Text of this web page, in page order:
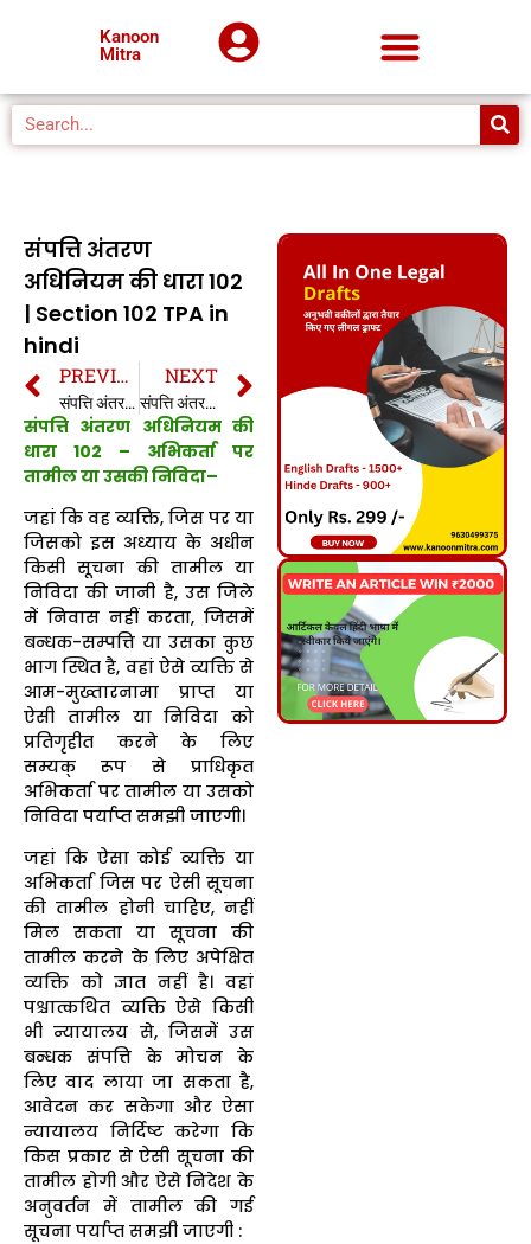
Kanoon
Mitra
संपत्ति अंतरण
अधिनियम की धारा 102
| Section 102 TPA in
hindi
PREVIOUS
संपत्ति अंतरण अधिनियम की धारा 101 | Section 101 TPA in hindi
NEXT
संपत्ति अंतरण अधिनियम की धारा 103 | Section 103 TPA in hindi
संपत्ति अंतरण अधिनियम की
धारा 102 – अभिकर्ता पर
तामील या उसकी निविदा–
जहां कि वह व्यक्ति, जिस पर या
जिसको इस अध्याय के अधीन
किसी सूचना की तामील या
निविदा की जानी है, उस जिले
में निवास नहीं करता, जिसमें
बन्धक-सम्पत्ति या उसका कुछ
भाग स्थित है, वहां ऐसे व्यक्ति से
आम-मुख्तारनामा प्राप्त या
ऐसी तामील या निविदा को
प्रतिगृहीत करने के लिए
सम्यक् रूप से प्राधिकृत
अभिकर्ता पर तामील या उसको
निविदा पर्याप्त समझी जाएगी।
जहां कि ऐसा कोई व्यक्ति या
अभिकर्ता जिस पर ऐसी सूचना
की तामील होनी चाहिए, नहीं
मिल सकता या सूचना की
तामील करने के लिए अपेक्षित
व्यक्ति को ज्ञात नहीं है। वहां
पश्चात्कथित व्यक्ति ऐसे किसी
भी न्यायालय से, जिसमें उस
बन्धक संपत्ति के मोचन के
लिए वाद लाया जा सकता है,
आवेदन कर सकेगा और ऐसा
न्यायालय निर्दिष्ट करेगा कि
किस प्रकार से ऐसी सूचना की
तामील होगी और ऐसे निदेश के
अनुवर्तन में तामील की गई
सूचना पर्याप्त समझी जाएगी :